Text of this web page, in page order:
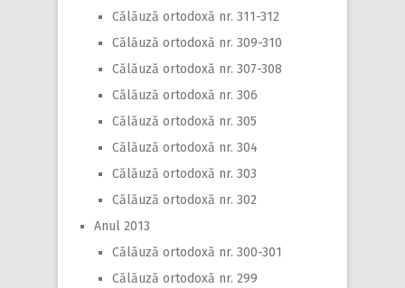
Călăuză ortodoxă nr. 311-312
Călăuză ortodoxă nr. 309-310
Călăuză ortodoxă nr. 307-308
Călăuză ortodoxă nr. 306
Călăuză ortodoxă nr. 305
Călăuză ortodoxă nr. 304
Călăuză ortodoxă nr. 303
Călăuză ortodoxă nr. 302
Anul 2013
Călăuză ortodoxă nr. 300-301
Călăuză ortodoxă nr. 299